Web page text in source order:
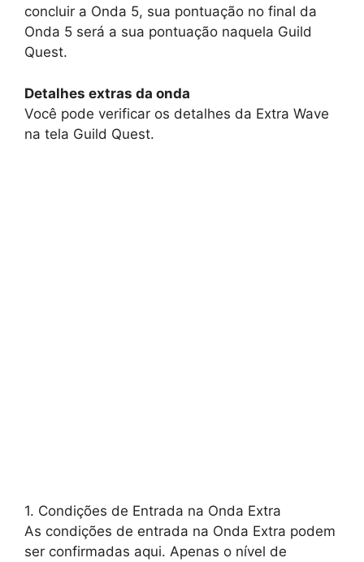
concluir a Onda 5, sua pontuação no final da
Onda 5 será a sua pontuação naquela Guild
Quest.
Detalhes extras da onda
Você pode verificar os detalhes da Extra Wave
na tela Guild Quest.
1. Condições de Entrada na Onda Extra
As condições de entrada na Onda Extra podem
ser confirmadas aqui. Apenas o nível de